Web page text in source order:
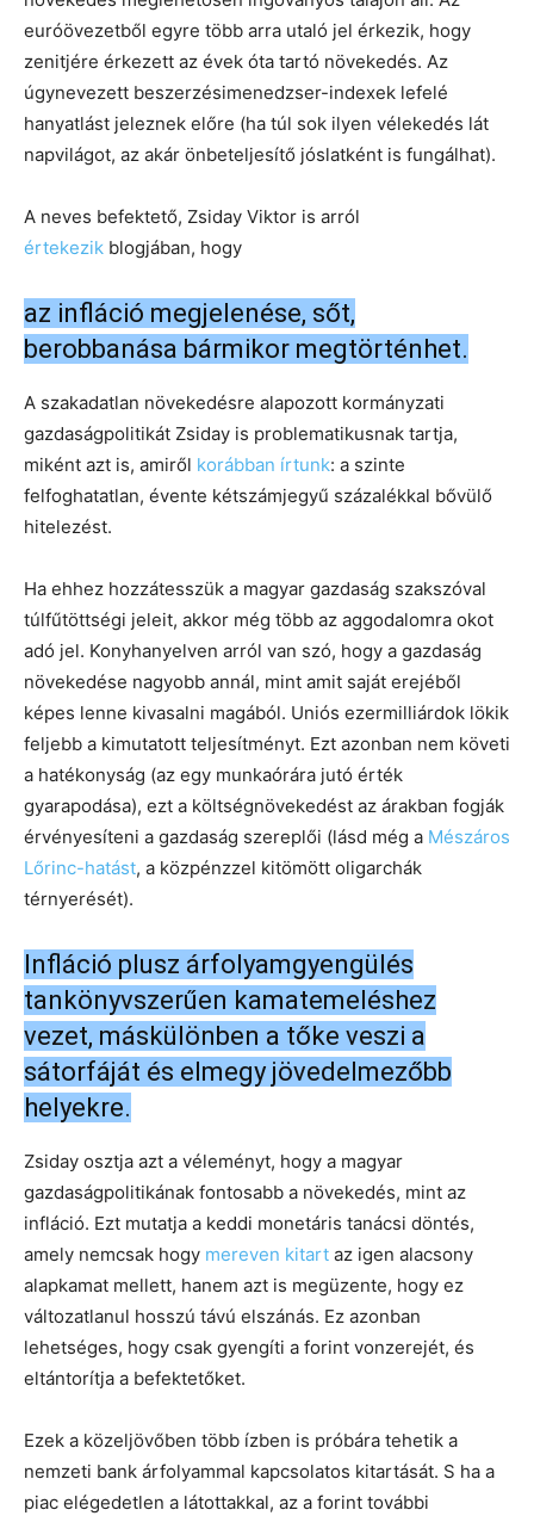
euróövezetből egyre több arra utaló jel érkezik, hogy
zenitjére érkezett az évek óta tartó növekedés. Az
úgynevezett beszerzésimenedzser-indexek lefelé
hanyatlást jeleznek előre (ha túl sok ilyen vélekedés lát
napvilágot, az akár önbeteljesítő jóslatként is fungálhat).
A neves befektető, Zsiday Viktor is arról
értekezik blogjában, hogy
az infláció megjelenése, sőt,
berobbanása bármikor megtörténhet.
A szakadatlan növekedésre alapozott kormányzati
gazdaságpolitikát Zsiday is problematikusnak tartja,
miként azt is, amiről korábban írtunk: a szinte
felfoghatatlan, évente kétszámjegyű százalékkal bővülő
hitelezést.
Ha ehhez hozzátesszük a magyar gazdaság szakszóval
túlfűtöttségi jeleit, akkor még több az aggodalomra okot
adó jel. Konyhanyelven arról van szó, hogy a gazdaság
növekedése nagyobb annál, mint amit saját erejéből
képes lenne kivasalni magából. Uniós ezermilliárdok lökik
feljebb a kimutatott teljesítményt. Ezt azonban nem követi
a hatékonyság (az egy munkaórára jutó érték
gyarapodása), ezt a költségnövekedést az árakban fogják
érvényesíteni a gazdaság szereplői (lásd még a Mészáros
Lőrinc-hatást, a közpénzzel kitömött oligarchák
térnyerését).
Infláció plusz árfolyamgyengülés
tankönyvszerűen kamatemeléshez
vezet, máskülönben a tőke veszi a
sátorfáját és elmegy jövedelmezőbb
helyekre.
Zsiday osztja azt a véleményt, hogy a magyar
gazdaságpolitikának fontosabb a növekedés, mint az
infláció. Ezt mutatja a keddi monetáris tanácsi döntés,
amely nemcsak hogy mereven kitart az igen alacsony
alapkamat mellett, hanem azt is megüzente, hogy ez
változatlanul hosszú távú elszánás. Ez azonban
lehetséges, hogy csak gyengíti a forint vonzerejét, és
eltántorítja a befektetőket.
Ezek a közeljövőben több ízben is próbára tehetik a
nemzeti bank árfolyammal kapcsolatos kitartását. S ha a
piac elégedetlen a látottakkal, az a forint további